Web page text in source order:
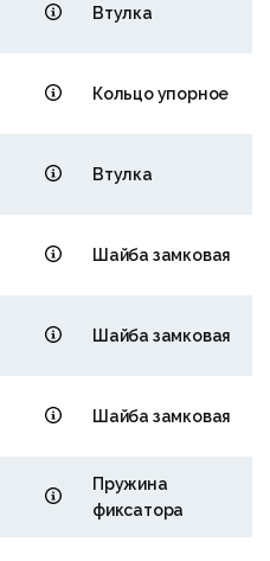
Втулка
Кольцо упорное
Втулка
Шайба замковая
Шайба замковая
Шайба замковая
Пружина
фиксатора